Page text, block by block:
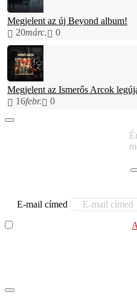
Megjelent az új Beyond album!
20márc. 0
Megjelent az Ismerős Arcok
16febr. 0
E-mail címed